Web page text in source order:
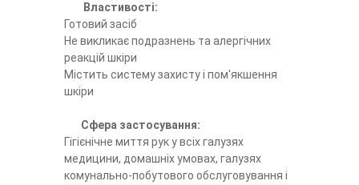
Властивості:
Готовий засіб
Не викликає подразнень та алергічних
реакцій шкіри
Містить систему захисту і пом'якшення
шкіри
Сфера застосування:
Гігієнічне миття рук у всіх галузях
медицини, домашніх умовах, галузях
комунально-побутового обслуговування і